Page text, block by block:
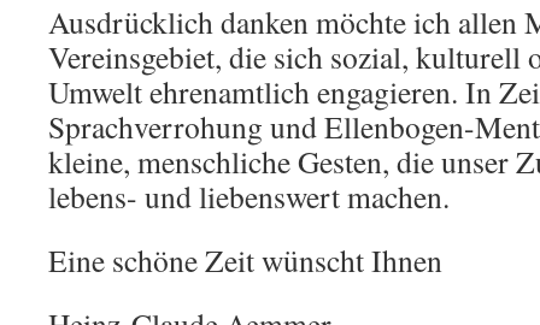
Ausdrücklich danken möchte ich allen
Vereinsgebiet, die sich sozial, kulturell
Umwelt ehrenamtlich engagieren. In
Sprachverrohung und Ellenbogen-
kleine, menschliche Gesten, die unser
lebens- und liebenswert machen.
Eine schöne Zeit wünscht Ihnen